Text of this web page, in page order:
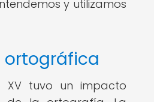
y utilizamos
ortográfica
XV tuvo un impacto